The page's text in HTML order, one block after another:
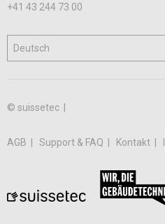
+41 43 244 73 00
© suissetec |
AGB Support & FAQ Kontakt